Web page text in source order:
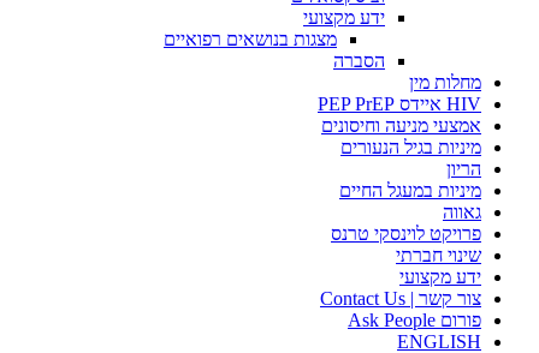
ידע מקצועי
מצגות בנושאים רפואיים
הסברה
מחלות מין
HIV איידס PEP PrEP
אמצעי מניעה וחיסונים
מיניות בגיל הנעורים
הריון
מיניות במעגל החיים
גאווה
פרויקט לוינסקי טרנס
שינוי חברתי
ידע מקצועי
צור קשר | Contact Us
פורום Ask People
ENGLISH